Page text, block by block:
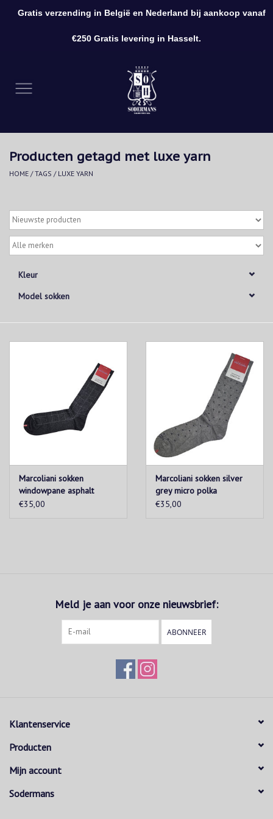
Kleding
Accessoires
Producten getagd met luxe yarn
HOME /TAGS / LUXE YARN
Kleur
Model sokken
Marcoliani sokken
windowpane asphalt
€35,00
Marcoliani sokken silver
grey micro polka
€35,00
Meld je aan voor onze nieuwsbrief:
ABONNEER
Klantenservice
Producten
Mijn account
Sodermans
Gratis verzending in België en Nederland bij aankoop vanaf
€250 Gratis levering in Hasselt.